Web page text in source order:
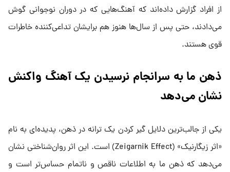
از افراد گزارش داده‌اند که آهنگ‌هایی که در دوران نوجوانی گوش
می‌دادند، حتی پس از سال‌ها هنوز هم برایشان تداعی‌کننده خاطرات
قوی هستند.
ذهن ما به سرانجام نرسیدن یک آهنگ واکنش
نشان می‌دهد
یکی از جالب‌ترین دلایل گیر کردن یک ترانه در ذهن، پدیده‌ای به نام
«اثر زیگارنیک» (Zeigarnik Effect) است. این اثر روان‌شناختی نشان
می‌دهد که ذهن ما به اطلاعات ناقص و ناتمام حساس‌تر است و